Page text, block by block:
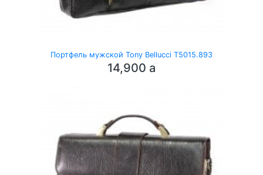
Портфель мужской Tony Bellucci T5015.893
14,900 a